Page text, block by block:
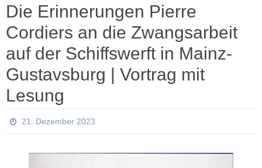
Die Erinnerungen Pierre
Cordiers an die Zwangsarbeit
auf der Schiffswerft in Mainz-
Gustavsburg | Vortrag mit
Lesung
21. Dezember 2023